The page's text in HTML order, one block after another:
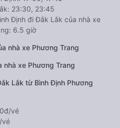
23:30, 23:45
Định đi Đắk Lắk của nhà xe
6.5 giờ
nhà xe Phương Trang
nhà xe Phương Trang
Lắk từ Bình Định Phương
vé
vé